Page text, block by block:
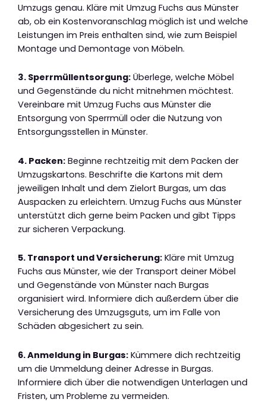
Umzugs genau. Kläre mit Umzug Fuchs aus Münster
ab, ob ein Kostenvoranschlag möglich ist und welche
Leistungen im Preis enthalten sind, wie zum Beispiel
Montage und Demontage von Möbeln.
3. Sperrmüllentsorgung: Überlege, welche Möbel
und Gegenstände du nicht mitnehmen möchtest.
Vereinbare mit Umzug Fuchs aus Münster die
Entsorgung von Sperrmüll oder die Nutzung von
Entsorgungsstellen in Münster.
4. Packen: Beginne rechtzeitig mit dem Packen der
Umzugskartons. Beschrifte die Kartons mit dem
jeweiligen Inhalt und dem Zielort Burgas, um das
Auspacken zu erleichtern. Umzug Fuchs aus Münster
unterstützt dich gerne beim Packen und gibt Tipps
zur sicheren Verpackung.
5. Transport und Versicherung: Kläre mit Umzug
Fuchs aus Münster, wie der Transport deiner Möbel
und Gegenstände von Münster nach Burgas
organisiert wird. Informiere dich außerdem über die
Versicherung des Umzugsguts, um im Falle von
Schäden abgesichert zu sein.
6. Anmeldung in Burgas: Kümmere dich rechtzeitig
um die Ummeldung deiner Adresse in Burgas.
Informiere dich über die notwendigen Unterlagen und
Fristen, um Probleme zu vermeiden.